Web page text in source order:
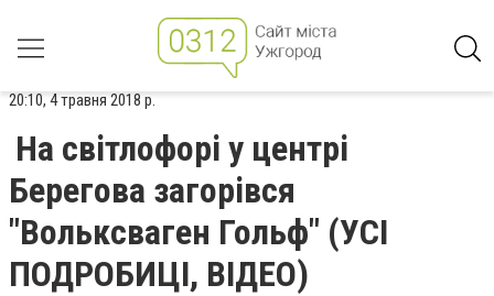
20:10, 4 травня 2018 р.
На світлофорі у центрі
Берегова загорівся
"Вольксваген Гольф" (УСІ
ПОДРОБИЦІ, ВІДЕО)